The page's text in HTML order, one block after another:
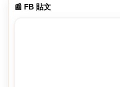
📰 FB 貼文